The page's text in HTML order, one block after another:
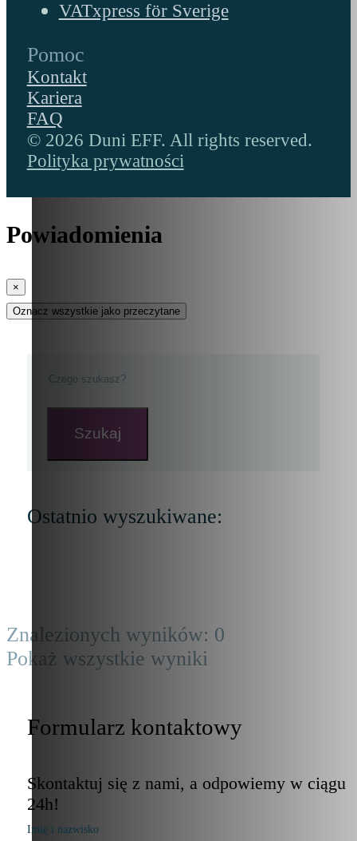
VATxpress för Sverige
Pomoc
Kontakt
Kariera
FAQ
© 2026 Duni EFF. All rights reserved.
Polityka prywatności
Powiadomienia
×
Oznacz wszystkie jako przeczytane
Szukaj
Ostatnio wyszukiwane:
Znalezionych wyników: 0
Pokaż wszystkie wyniki
Formularz kontaktowy
Skontaktuj się z nami, a odpowiemy w ciągu
24h!
Imię i nazwisko